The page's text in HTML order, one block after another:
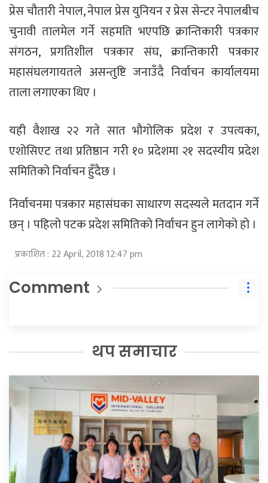
प्रेस चौतारी नेपाल, नेपाल प्रेस युनियन र प्रेस सेन्टर नेपालबीच
चुनावी तालमेल गर्ने सहमति भएपछि क्रान्तिकारी पत्रकार
संगठन, प्रगतिशील पत्रकार संघ, क्रान्तिकारी पत्रकार
महासंघलगायतले असन्तुष्टि जनाउँदै निर्वाचन कार्यालयमा
ताला लगाएका थिए ।
यही वैशाख २२ गते सात भौगोलिक प्रदेश र उपत्यका,
एशोसिएट तथा प्रतिष्ठान गरी १० प्रदेशमा २१ सदस्यीय प्रदेश
समितिको निर्वाचन हुँदैछ ।
निर्वाचनमा पत्रकार महासंघका साधारण सदस्यले मतदान गर्ने
छन् । पहिलो पटक प्रदेश समितिको निर्वाचन हुन लागेको हो ।
प्रकाशित : 22 April, 2018 12:47 pm
Comment
थप समाचार